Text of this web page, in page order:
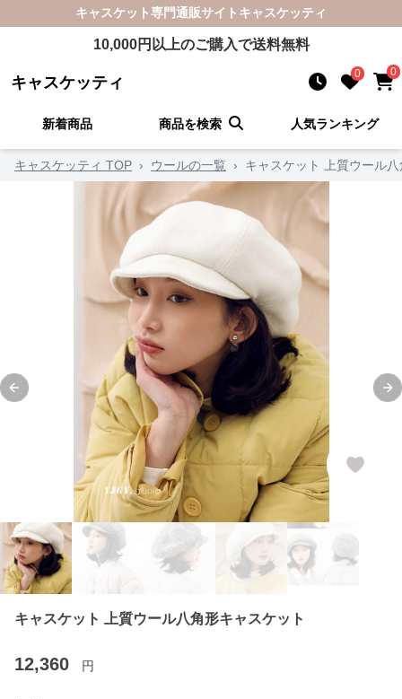
キャスケット専門通販サイト キャスケッティ
10,000円以上のご購入で送料無料
キャスケッティ 0 0
新着商品 商品を検索 人気ランキング
キャスケッティ TOP › ウールの一覧 › キャスケット 上質ウール
Previous slide
キャスケット 上質ウール八角形キャスケット
12,360 円